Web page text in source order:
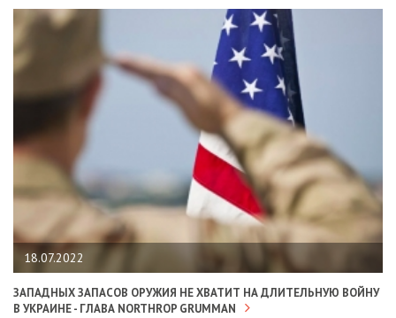
18.07.2022
ЗАПАДНЫХ ЗАПАСОВ ОРУЖИЯ НЕ ХВАТИТ НА ДЛИТЕЛЬНУЮ ВОЙНУ
В УКРАИНЕ - ГЛАВА NORTHROP GRUMMAN